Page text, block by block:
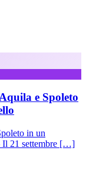
e Spoleto
in un
Il 21 settembre […]